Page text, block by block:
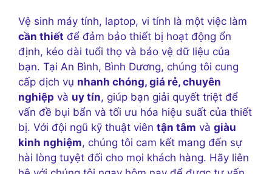
Vệ sinh máy tính, laptop, vi tính là một việc làm
cần thiết để đảm bảo thiết bị hoạt động ổn
định, kéo dài tuổi thọ và bảo vệ dữ liệu của
bạn. Tại An Bình, Bình Dương, chúng tôi cung
cấp dịch vụ nhanh chóng, giá rẻ, chuyên
nghiệp và uy tín, giúp bạn giải quyết triệt để
vấn đề bụi bẩn và tối ưu hóa hiệu suất của thiết
bị. Với đội ngũ kỹ thuật viên tận tâm và giàu
kinh nghiệm, chúng tôi cam kết mang đến sự
hài lòng tuyệt đối cho mọi khách hàng. Hãy liên